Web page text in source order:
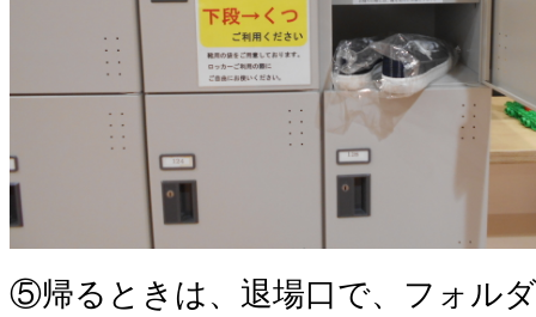
⑤帰るときは、退場口で、フォル